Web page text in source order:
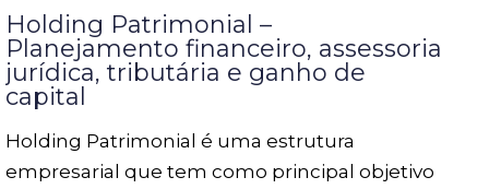
Holding Patrimonial –
Planejamento financeiro, assessoria
jurídica, tributária e ganho de
capital
Holding Patrimonial é uma estrutura
empresarial que tem como principal objetivo